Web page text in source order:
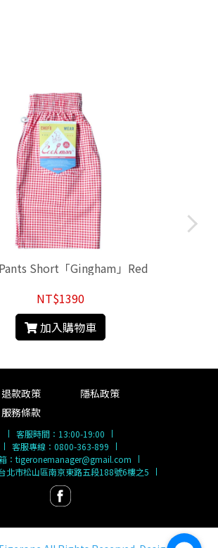
Short「Gingham」Red
NT$1390
加入購物車
退款政策
隱私政策
服務條款
客服時間： 13:00-19:00
客服專線： 0800-363-899
： tigeronemanager@gmail.com
北市松山區南京東路五段188號6樓之5